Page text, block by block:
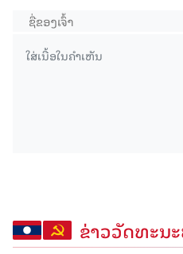
ຂ່າວວັດທະນ